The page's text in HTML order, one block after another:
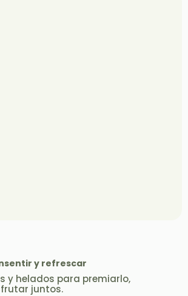
y refrescar
y helados para premiarlo,
juntos.